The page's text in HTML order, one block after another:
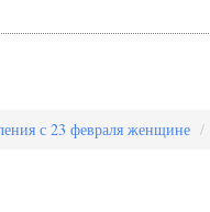
с 23 февраля женщине